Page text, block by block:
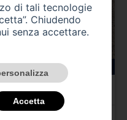
di tali tecnologie
Chiudendo
senza accettare.
Accetta